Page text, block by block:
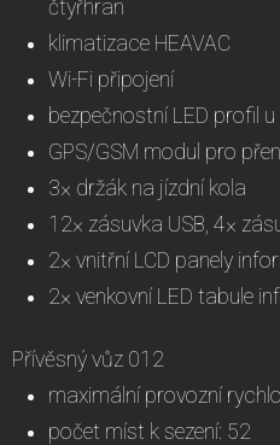
čtyřhran
klimatizace HEAVAC
Wi-Fi připojení
bezpečnostní LED profil
GPS/GSM modul pro
3× držák na jízdní kola
12× zásuvka USB, 4×
2× vnitřní LCD panely
2× venkovní LED tabule
Přívěsný vůz 012
maximální provozní
počet míst k sezení: 52